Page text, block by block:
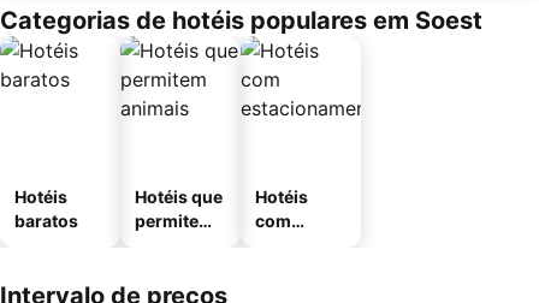
Categorias de hotéis populares em Soest
Hotéis
baratos
Hotéis que
permitem
Hotéis
com
Intervalo de preços